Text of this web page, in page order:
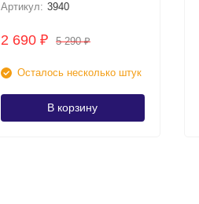
Цветные в блистере.
Артикул: 3940
2 690 ₽ 5 290₽
Осталось несколько штук
В корзину